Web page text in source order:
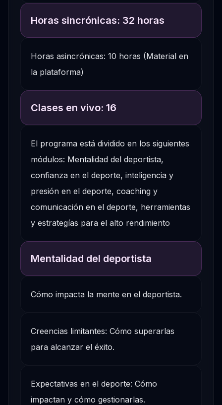
Horas sincrónicas: 32 horas
Horas asincrónicas: 10 horas (Material en
la plataforma)
Clases en vivo: 16
El programa está dividido en los siguientes
módulos: Mentalidad del deportista,
confianza en el deporte, inteligencia y
presión en el deporte, coaching y
comunicación en el deporte, herramientas
y estrategías para el alto rendimiento
Mentalidad del deportista
Cómo impacta la mente en el deportista.
Creencias limitantes: Cómo superarlas
para alcanzar el éxito.
Expectativas en el deporte: Cómo
impactan y cómo gestionarlas.